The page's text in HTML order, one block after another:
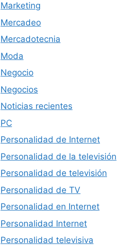
Marketing
Mercadeo
Mercadotecnia
Moda
Negocio
Negocios
Noticias recientes
PC
Personalidad de Internet
Personalidad de la televisión
Personalidad de televisión
Personalidad de TV
Personalidad en Internet
Personalidad Internet
Personalidad televisiva